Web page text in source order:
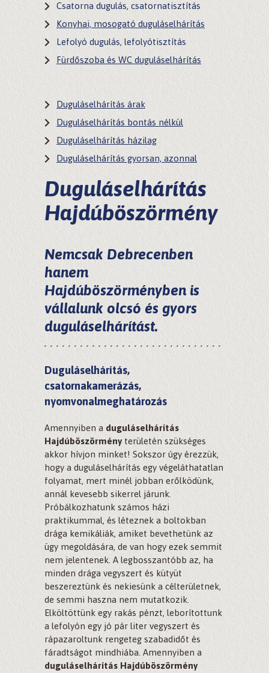
Csatorna dugulás, csatornatisztítás
Konyhai, mosogató duguláselhárítás
Lefolyó dugulás, lefolyótisztítás
Fürdőszoba és WC duguláselhárítás
Duguláselhárítás árak
Duguláselhárítás bontás nélkül
Duguláselhárítás házilag
Duguláselhárítás gyorsan, azonnal
Duguláselhárítás
Hajdúböszörmény
Nemcsak Debrecenben
hanem
Hajdúböszörménybenis
vállalunk olcsó és gyors
duguláselhárítást.
Duguláselhárítás,
csatornakamerázás,
nyomvonalmeghatározás
Amennyiben a duguláselhárítás
Hajdúböszörményterületén szükséges
akkor hívjon minket! Sokszor úgy érezzük,
hogy a duguláselhárítás egy végeláthatatlan
folyamat, mert minél jobban erőlködünk,
annál kevesebb sikerrel járunk.
Próbálkozhatunk számos házi
praktikummal, és léteznek a boltokban
drága kemikáliák, amiket bevethetünk az
ügy megoldására, de van hogy ezek semmit
nem jelentenek. A legbosszantóbb az, ha
minden drága vegyszert és kütyüt
beszereztünk és nekiesünk a célterületnek,
de semmi haszna nem mutatkozik.
Elköltöttünk egy rakás pénzt, leborítottunk
a lefolyón egy jó pár liter vegyszert és
rápazaroltunk rengeteg szabadidőt és
fáradtságot mindhiába. Amennyiben a
duguláselhárítás Hajdúböszörmény